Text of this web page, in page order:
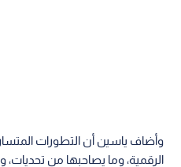
وأضاف ياسين أن التطورات
الرقمية، وما يصاحبها من